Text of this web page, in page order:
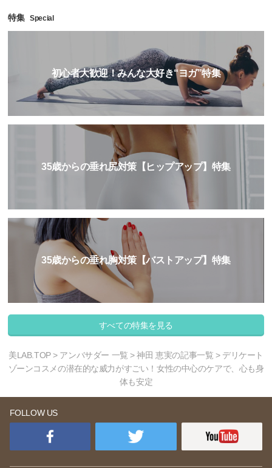
特集 Special
初心者大歓迎！みんな大好き“ヨガ”特集
35歳からの垂れ尻対策【ヒップアップ】特集
35歳からの垂れ胸対策【バストアップ】特集
すべての特集を見る
美LAB.TOP> アンバサダー 一覧 >神田 恵実の記事一覧 > デリケート
ゾーンコスメの潜在的な威力がすごい！女性の中心のケアで、心も身
体も安定
FOLLOW US